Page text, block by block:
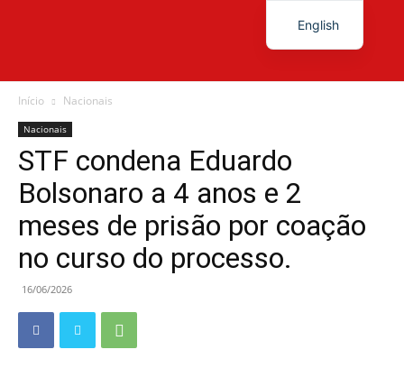
Diário
News
Início Nacionais
Nacionais
STF condena Eduardo
Bolsonaro a 4 anos e 2
meses de prisão por coação
no curso do processo.
16/06/2026
English